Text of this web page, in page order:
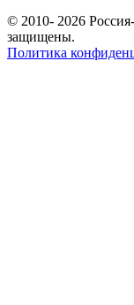
© 2010- 2026
защищены.
Политика